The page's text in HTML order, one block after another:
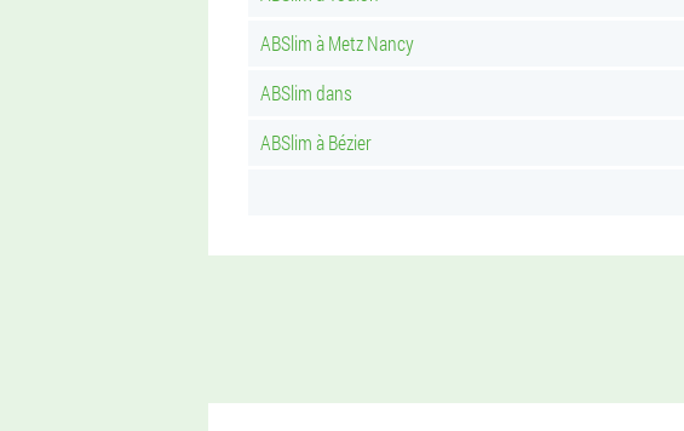
ABSlim à Metz Nancy
ABSlim dans
ABSlim à Bézier